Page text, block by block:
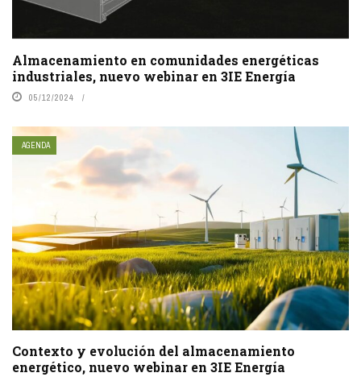
Almacenamiento en comunidades energéticas
industriales, nuevo webinar en 3IE Energía
05/12/2024
AGENDA
Contexto y evolución del almacenamiento
energético, nuevo webinar en 3IE Energía